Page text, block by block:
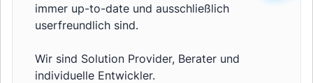
immer up-to-date und ausschließlich
userfreundlich sind.
Wir sind Solution Provider, Berater und
individuelle Entwickler.